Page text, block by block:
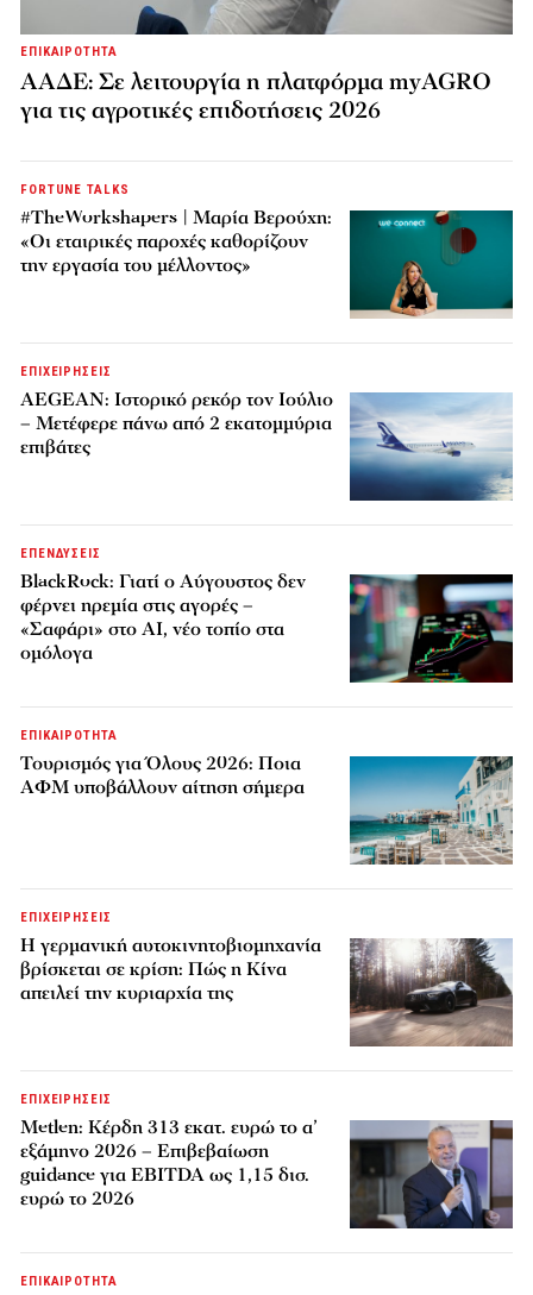
ΕΠΙΚΑΙΡΟΤΗΤΑ
ΑΑΔΕ: Σε λειτουργία η πλατφόρμα myAGRO
για τις αγροτικές επιδοτήσεις 2026
FORTUNE TALKS
#TheWorkshapers | Μαρία Βερούχη:
«Οι εταιρικές παροχές καθορίζουν
την εργασία του μέλλοντος»
ΕΠΙΧΕΙΡΗΣΕΙΣ
AEGEAN: Ιστορικό ρεκόρ τον Ιούλιο
– Μετέφερε πάνω από 2 εκατομμύρια
επιβάτες
ΕΠΕΝΔΥΣΕΙΣ
BlackRock: Γιατί ο Αύγουστος δεν
φέρνει ηρεμία στις αγορές –
«Σαφάρι» στο AI, νέο τοπίο στα
ομόλογα
ΕΠΙΚΑΙΡΟΤΗΤΑ
Τουρισμός για Όλους 2026: Ποια
ΑΦΜ υποβάλλουν αίτηση σήμερα
ΕΠΙΧΕΙΡΗΣΕΙΣ
Η γερμανική αυτοκινητοβιομηχανία
βρίσκεται σε κρίση: Πώς η Κίνα
απειλεί την κυριαρχία της
ΕΠΙΧΕΙΡΗΣΕΙΣ
Metlen: Κέρδη 313 εκατ. ευρώ το α’
εξάμηνο 2026 – Επιβεβαίωση
guidance για EBITDA ως 1,15 δισ.
ευρώ το 2026
ΕΠΙΚΑΙΡΟΤΗΤΑ